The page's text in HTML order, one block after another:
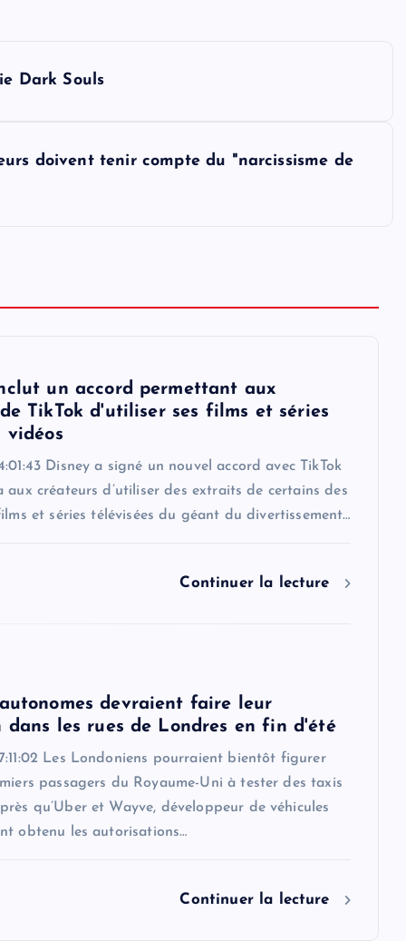
Dark Souls
doivent tenir compte du "narcissisme de
un accord permettant aux
TikTok d'utiliser ses films et séries
vidéos
Disney a signé un nouvel accord avec TikTok
créateurs d’utiliser des extraits de certains des
et séries télévisées du géant du divertissement…
Continuer la lecture
devraient faire leur
dans les rues de Londres en fin d'été
Les Londoniens pourraient bientôt figurer
passagers du Royaume-Uni à tester des taxis
qu’Uber et Wayve, développeur de véhicules
obtenu les autorisations…
Continuer la lecture